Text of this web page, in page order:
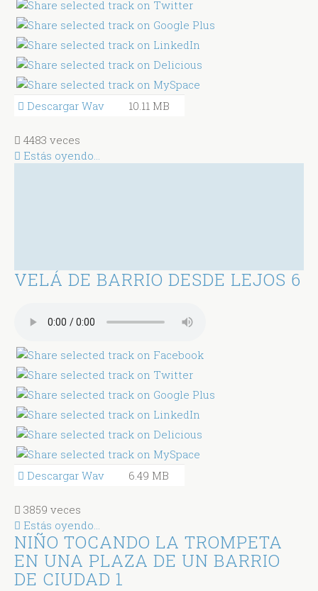
Descargar Wav 10.11 MB
4483 veces
Estás oyendo...
VELÁ DE BARRIO DESDE LEJOS 6
Descargar Wav 6.49 MB
3859 veces
Estás oyendo...
NIÑO TOCANDO LA TROMPETA
EN UNA PLAZA DE UN BARRIO
DE CIUDAD 1